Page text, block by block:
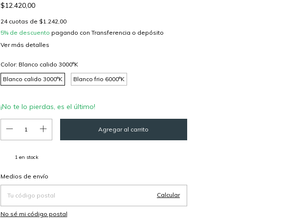
$12.420,00
24 cuotas de $1.242,00
5% de descuento pagando con Transferencia o depósito
Ver más detalles
Color: Blanco calido 3000°K
Blanco calido 3000°K
Blanco frio 6000°K
¡No te lo pierdas, es el último!
1en stock
Entregas para el CP:
Medios de envío
Calcular
No sé mi código postal